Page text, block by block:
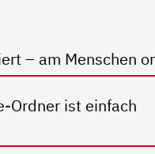
– am Menschen
Ordner ist einfach